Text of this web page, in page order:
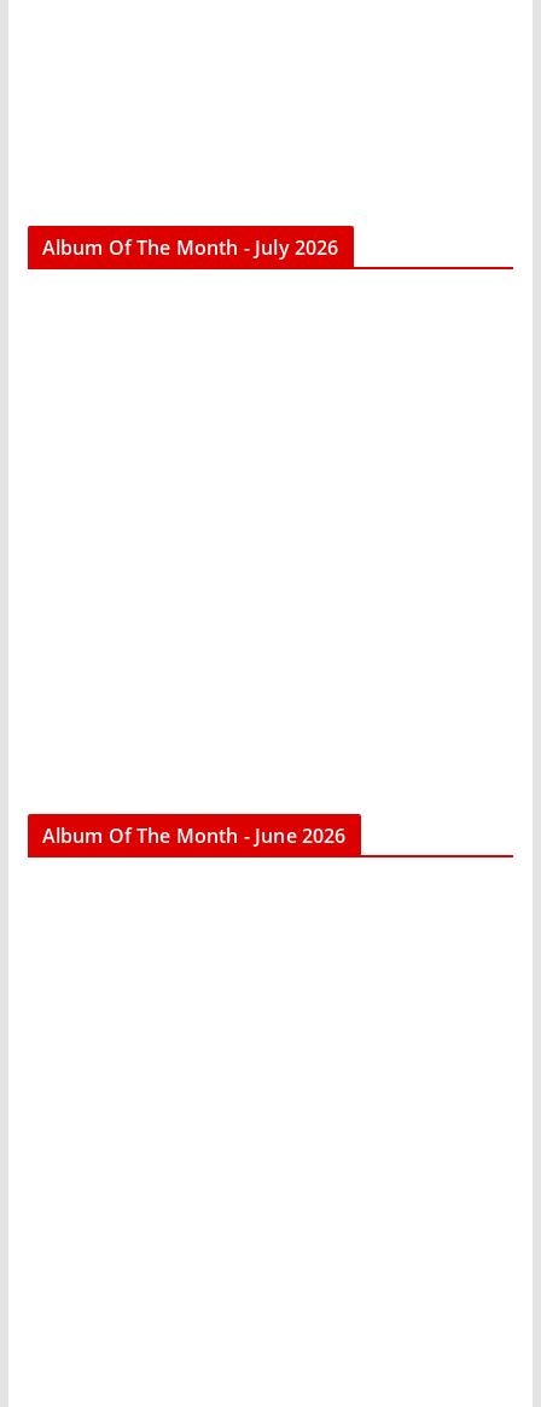
Album Of The Month - July 2026
Album Of The Month - June 2026